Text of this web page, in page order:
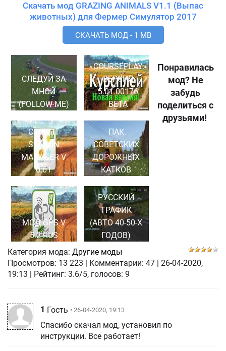
Скачать мод GRAZING ANIMALS V1.1 (Выпас
животных) для Фермер Симулятор 2017
СКАЧАТЬ МОД - 1 MB
СЛЕДУЙ ЗА
МНОЙ
(FOLLOW ME)
«COURSEPLAY»
ВЕРСИЯ
5.01.00176
BETA
СКРИПТ
SEASON
MANAGER V
0.61
ПАК
СОВЕТСКИХ
ДОРОЖНЫХ
КАТКОВ
МОД GPS V
5.2 RUS
РУССКИЙ
ТРАФИК
(АВТО 40-50-Х
ГОДОВ)
Понравилась
мод? Не
забудь
поделиться с
друзьями!
Категория мода: Другие моды
Просмотров: 13 223 Комментарии: 47
26-04-2020,
19:13
| Рейтинг: 3.6/5, голосов: 9
1 Гость • 26-04-2020, 19:13
Спасибо скачал мод, установил по
инструкции. Все работает!